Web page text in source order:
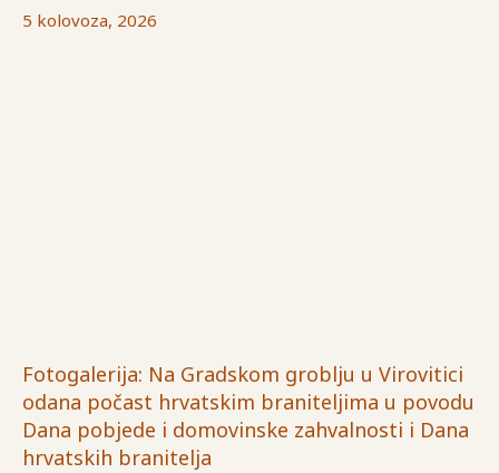
5 kolovoza, 2026
Fotogalerija: Na Gradskom groblju u Virovitici
odana počast hrvatskim braniteljima u povodu
Dana pobjede i domovinske zahvalnosti i Dana
hrvatskih branitelja